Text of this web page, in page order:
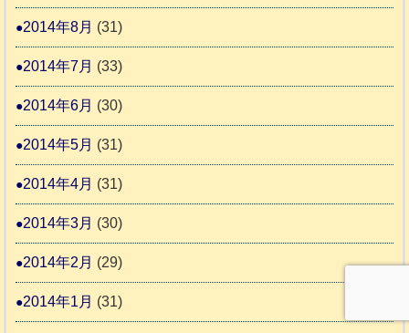
2014年8月 (31)
2014年7月 (33)
2014年6月 (30)
2014年5月 (31)
2014年4月 (31)
2014年3月 (30)
2014年2月 (29)
2014年1月 (31)